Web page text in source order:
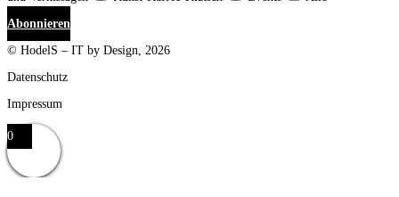
Abonnieren
© HodelS – IT by Design, 2026
Datenschutz
Impressum
0